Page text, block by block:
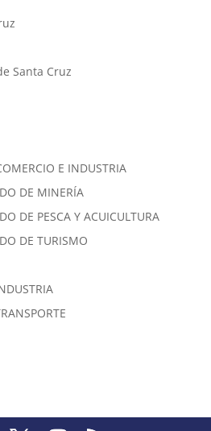
Santa Cruz
E INDUSTRIA
DE MINERÍA
DE PESCA Y ACUICULTURA
DE TURISMO